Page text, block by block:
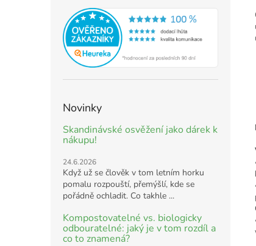
Novinky
Skandinávské osvěžení jako dárek k
nákupu!
24.6.2026
Když už se člověk v tom letním horku
pomalu rozpouští, přemýšlí, kde se
pořádně ochladit. Co takhle ...
Kompostovatelné vs. biologicky
odbouratelné: jaký je v tom rozdíl a
co to znamená?